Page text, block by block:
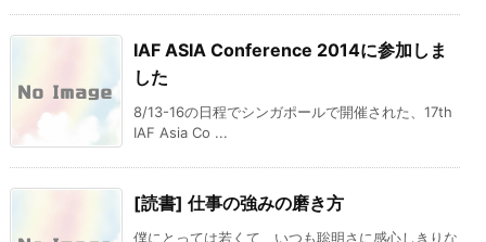
IAF ASIA Conference 2014に参加しま
した
8/13-16の日程でシンガポールで開催された、17th
IAF Asia Co ...
[読書] 仕事の強みの磨き方
僕にとっては若くて、いつも聡明さに感心しきりな